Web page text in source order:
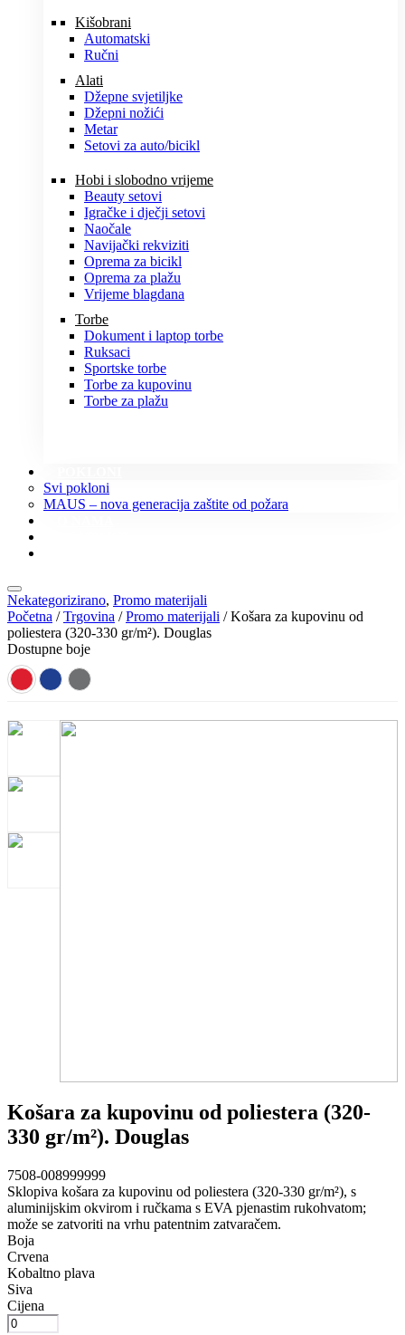
Kišobrani
Automatski
Ručni
Alati
Džepne svjetiljke
Džepni nožići
Metar
Setovi za auto/bicikl
Hobi i slobodno vrijeme
Beauty setovi
Igračke i dječji setovi
Naočale
Navijački rekviziti
Oprema za bicikl
Oprema za plažu
Vrijeme blagdana
Torbe
Dokument i laptop torbe
Ruksaci
Sportske torbe
Torbe za kupovinu
Torbe za plažu
Svi pokloni
MAUS – nova generacija zaštite od požara
Nekategorizirano, Promo materijali
Početna /Trgovina /Promo materijali / Košara za kupovinu od
poliestera (320-330 gr/m²). Douglas
Dostupne boje
Košara za kupovinu od poliestera (320-
330 gr/m²). Douglas
7508-008999999
Sklopiva košara za kupovinu od poliestera (320-330 gr/m²), s
aluminijskim okvirom i ručkama s EVA pjenastim rukohvatom;
može se zatvoriti na vrhu patentnim zatvaračem.
Boja
Crvena
Kobaltno plava
Siva
Cijena